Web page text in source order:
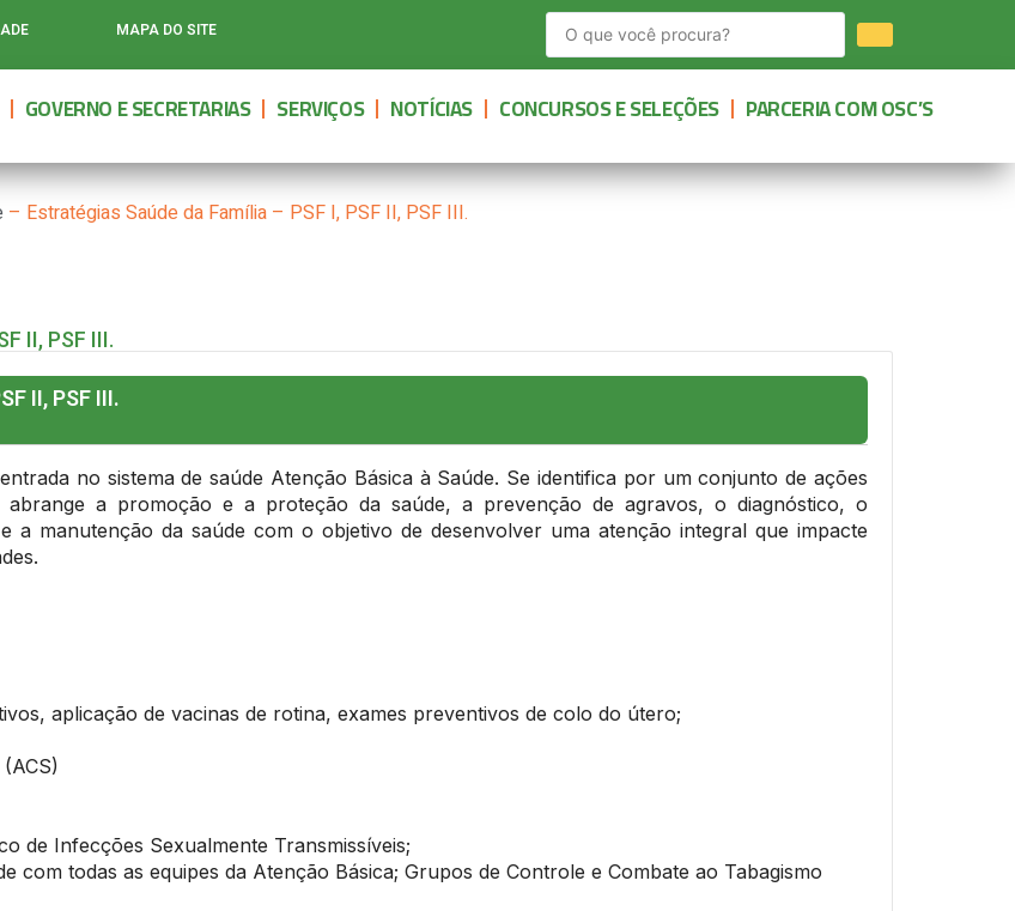
MAPA DO SITE
GOVERNO E SECRETARIAS SERVIÇOS NOTÍCIAS CONCURSOS E SELEÇÕES PARCERIA COM OSC’S
– Estratégias Saúde da Família – PSF I, PSF II, PSF III.
II, PSF III.
II, PSF III.
no sistema de saúde Atenção Básica à Saúde. Se identifica por um conjunto de ações
a promoção e a proteção da saúde, a prevenção de agravos, o diagnóstico, o
a manutenção da saúde com o objetivo de desenvolver uma atenção integral que impacte
aplicação de vacinas de rotina, exames preventivos de colo do útero;
de Infecções Sexualmente Transmissíveis;
com todas as equipes da Atenção Básica; Grupos de Controle e Combate ao Tabagismo